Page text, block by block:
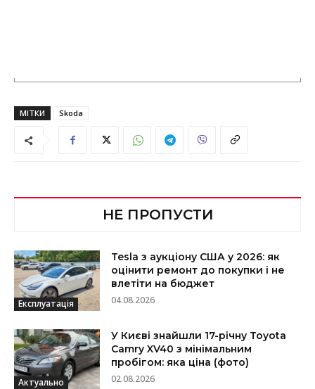
МІТКИ Skoda
НЕ ПРОПУСТИ
Експлуатація
Tesla з аукціону США у 2026: як
оцінити ремонт до покупки і не
влетіти на бюджет
04.08.2026
Актуально
У Києві знайшли 17-річну Toyota
Camry XV40 з мінімальним
пробігом: яка ціна (фото)
02.08.2026